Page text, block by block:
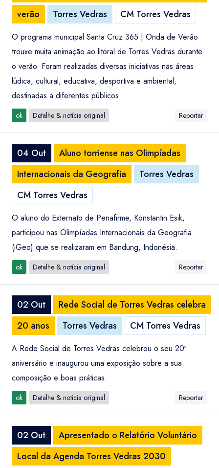
verão
Torres Vedras CM Torres Vedras
O programa municipal Santa Cruz.365 | Onda de Verão
trouxe muita animação ao litoral de Torres Vedras durante
o verão. Foram realizadas diversas iniciativas nas áreas
lúdica, cultural, educativa, desportiva e ambiental,
destinadas a diferentes públicos.
ok Detalhe & notícia original Reportar
04 Out
Aluno torriense nas Olimpíadas
Internacionais da Geografia
Torres Vedras
CM Torres Vedras
O aluno do Externato de Penafirme, Konstantin Esik,
participou nas Olimpíadas Internacionais da Geografia
(iGeo) que se realizaram em Bandung, Indonésia.
ok Detalhe & notícia original Reportar
02 Out
Rede Social de Torres Vedras celebra
20 anos
Torres Vedras CM Torres Vedras
A Rede Social de Torres Vedras celebrou o seu 20º
aniversário e inaugurou uma exposição sobre a sua
composição e boas práticas.
ok Detalhe & notícia original Reportar
02 Out
Apresentado o Relatório Voluntário
Local da Agenda Torres Vedras 2030